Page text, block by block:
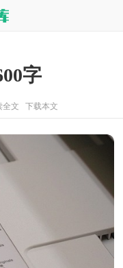
字
全文 下载本文